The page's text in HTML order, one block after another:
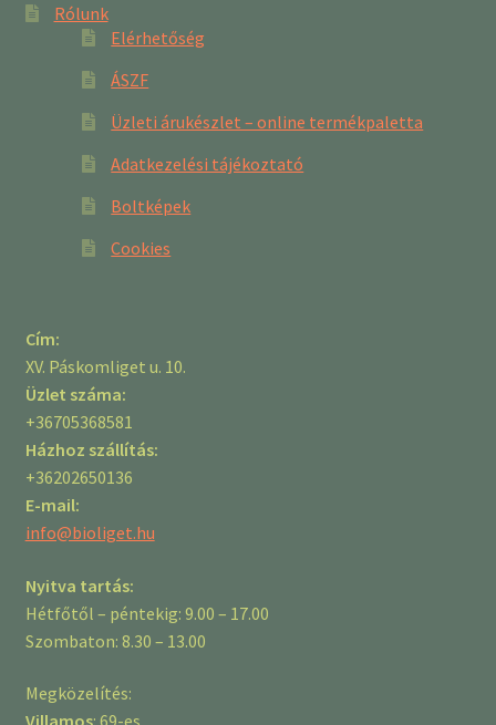
Rólunk
Elérhetőség
ÁSZF
Üzleti árukészlet – online termékpaletta
Adatkezelési tájékoztató
Boltképek
Cookies
Cím:
XV. Páskomliget u. 10.
Üzlet száma:
+36705368581
Házhoz szállítás:
+36202650136
E-mail:
info@bioliget.hu
Nyitva tartás:
Hétfőtől – péntekig: 9.00 – 17.00
Szombaton: 8.30 – 13.00
Megközelítés: